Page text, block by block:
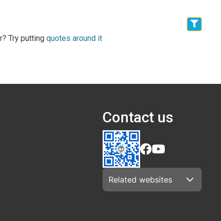
Try putting quotes around it
Contact us
Related websites